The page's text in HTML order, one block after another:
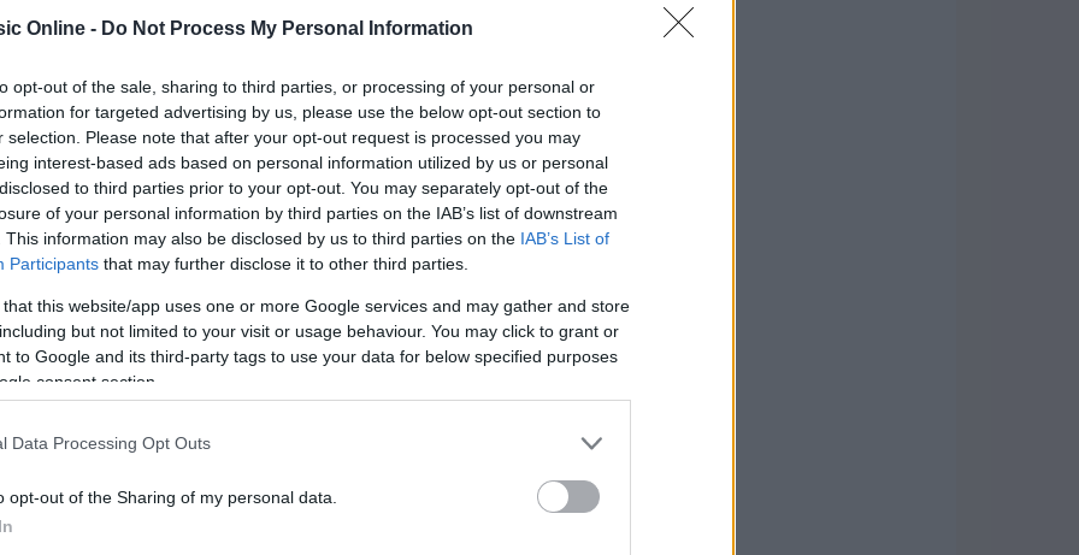
Online - Do Not Process My Personal Information
opt-out of the sale, sharing to third parties, or processing of your personal or
for targeted advertising by us, please use the below opt-out section to
selection. Please note that after your opt-out request is processed you may
interest-based ads based on personal information utilized by us or personal
to third parties prior to your opt-out. You may separately opt-out of the
of your personal information by third parties on the IAB’s list of downstream
This information may also be disclosed by us to third parties on the IAB’s List of
Participants that may further disclose it to other third parties.
that this website/app uses one or more Google services and may gather and store
but not limited to your visit or usage behaviour. You may click to grant or
to Google and its third-party tags to use your data for below specified purposes
consent section.
Data Processing Opt Outs
opt-out of the Sharing of my personal data.
e dei loro tour
,Ed Sheeran eColdplaysi esibiranno in
diBillboard, i tour di questi artisti sono
domanda di eventi dal vivo.